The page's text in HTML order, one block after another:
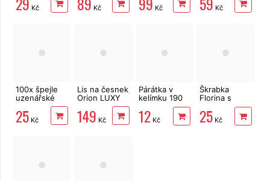
pravá
Kč Kč
Akcent
Kč
Akcent Black
33 cm
Kč
100x špejle
uzenářské
25 Kč
Lis na česnek
Orion LUXY
149 Kč
Párátka v
kelímku 190
12 Kč
Škrabka
Florina s
podélnou
čepelí, rovné
ostří
25 Kč